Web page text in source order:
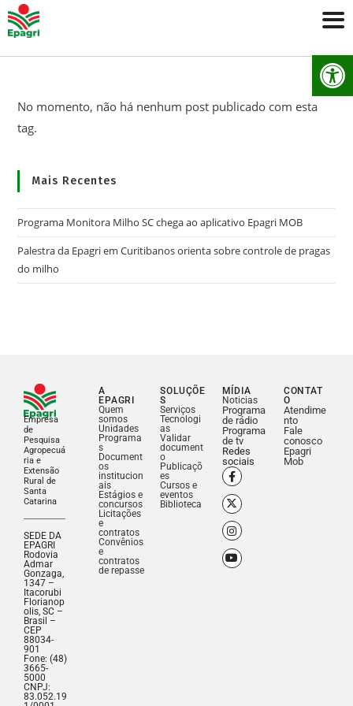
No momento, não há nenhum post publicado com esta
tag.
Mais Recentes
Programa Monitora Milho SC chega ao aplicativo Epagri MOB
Palestra da Epagri em Curitibanos orienta sobre controle de pragas
do milho
Empresa
de
Pesquisa
Agropecuá
ria e
Extensão
Rural de
Santa
Catarina
SEDE DA
EPAGRI
Rodovia
Admar
Gonzaga,
1347 –
Itacorubi
Florianop
olis, SC –
Brasil –
CEP
88034-
901
Fone: (48)
3665-
5000
CNPJ:
83.052.19
A
EPAGRI
Quem
somos
Unidades
Programa
s
Document
os
institucion
ais
Estágios e
concursos
Licitações
e
contratos
Convênios
e
contratos
de repasse
SOLUÇÕE
S
Serviços
Tecnologi
as
Validar
document
o
Publicaçõ
es
Cursos e
eventos
Biblioteca
MÍDIA
Noticias
Programa
de rádio
Programa
de tv
Redes
sociais
CONTAT
O
Atendime
nto
Fale
conosco
Epagri
Mob